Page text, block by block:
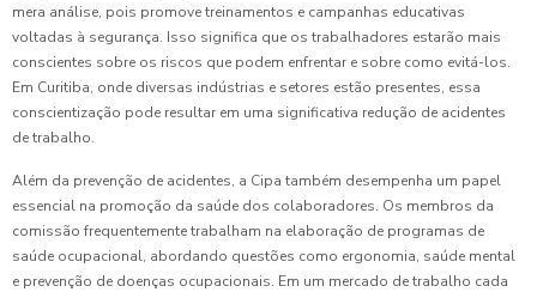
mera análise, pois promove treinamentos e campanhas educativas
voltadas à segurança. Isso significa que os trabalhadores estarão mais
conscientes sobre os riscos que podem enfrentar e sobre como evitá-los.
Em Curitiba, onde diversas indústrias e setores estão presentes, essa
conscientização pode resultar em uma significativa redução de acidentes
de trabalho.
Além da prevenção de acidentes, a Cipa também desempenha um papel
essencial na promoção da saúde dos colaboradores. Os membros da
comissão frequentemente trabalham na elaboração de programas de
saúde ocupacional, abordando questões como ergonomia, saúde mental
e prevenção de doenças ocupacionais. Em um mercado de trabalho cada